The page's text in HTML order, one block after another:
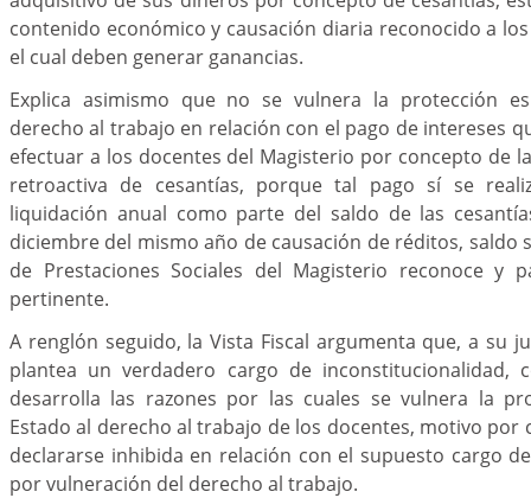
contenido económico y causación diaria reconocido a
el cual deben generar ganancias.
Explica asimismo que no se vulnera la protección
derecho al trabajo en relación con el pago de intereses
efectuar a los docentes del Magisterio por concepto de
retroactiva de cesantías, porque tal pago sí se
liquidación anual como parte del saldo de las
diciembre del mismo año de causación de réditos, saldo
de Prestaciones Sociales del Magisterio reconoce y
pertinente.
A renglón seguido, la Vista Fiscal argumenta que, a su
plantea un verdadero cargo de inconstitucionalidad,
desarrolla las razones por las cuales se vulnera la
Estado al derecho al trabajo de los docentes, motivo por
declararse inhibida en relación con el supuesto cargo
por vulneración del derecho al trabajo.